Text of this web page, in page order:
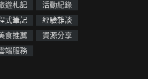
遊札記
活動紀錄
式筆記
經驗雜談
食推薦
資源分享
端服務